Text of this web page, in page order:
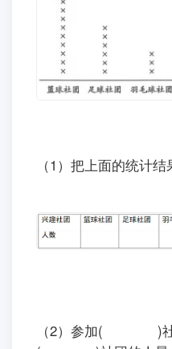
（1） 把上面的统计结
（2）参加( )社